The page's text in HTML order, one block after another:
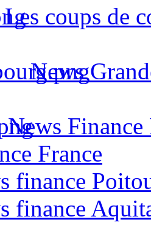
coups de
News
News Finance
France
finance
finance